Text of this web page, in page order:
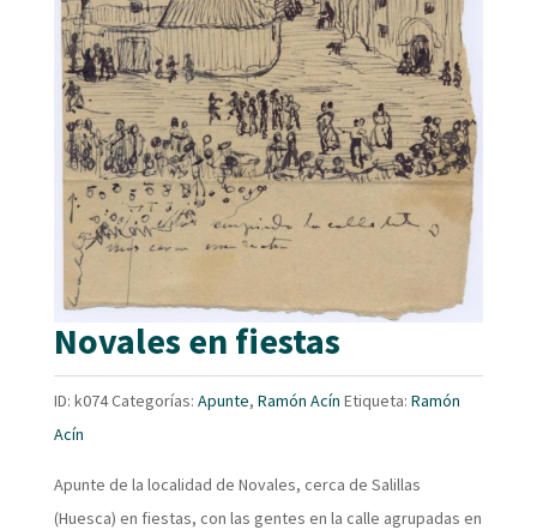
Novales en fiestas
ID: k074Categorías: Apunte, Ramón Acín Etiqueta: Ramón
Acín
Apunte de la localidad de Novales, cerca de Salillas
(Huesca) en fiestas, con las gentes en la calle agrupadas en